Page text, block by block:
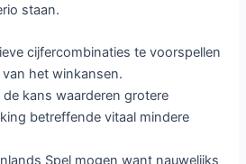
staan.
cijfercombinaties te voorspellen
het winkansen.
de kans waarderen grotere
betreffende vitaal mindere
Spel mogen want nauwelijks